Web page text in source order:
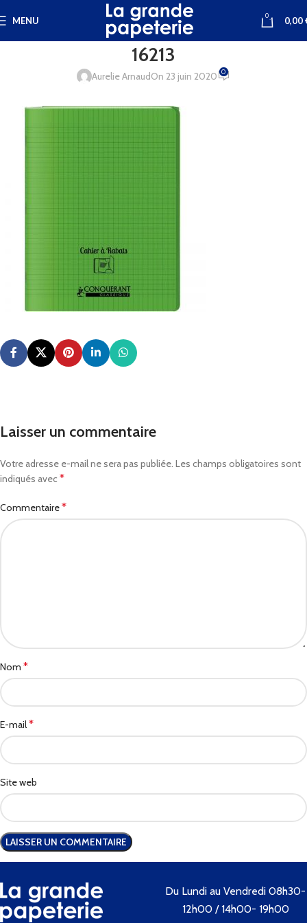
MENU 0 0,00
16213
Aurelie ArnaudOn 23 juin 2020 0
Laisser un commentaire
Votre adresse e-mail ne sera pas publiée. Les champs obligatoires sont
indiqués avec *
Commentaire*
Nom *
E-mail*
Site web
Du Lundi au Vendredi 08h30-
12h00 / 14h00- 19h00